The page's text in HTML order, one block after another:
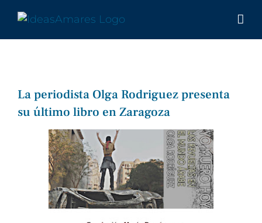
contenido
La periodista Olga Rodriguez presenta
su último libro en Zaragoza